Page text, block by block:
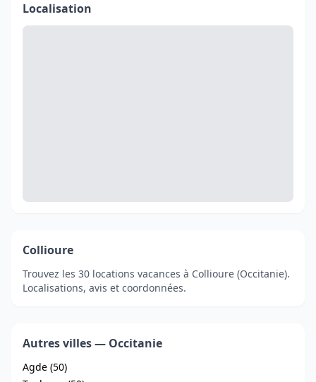
Localisation
Collioure
Trouvez les 30 locations vacances à Collioure (Occitanie).
Localisations, avis et coordonnées.
Autres villes — Occitanie
Agde (50)